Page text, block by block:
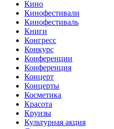
Кино
Кинофестивали
Кинофестиваль
Книги
Конгресс
Конкурс
Конференции
Конференция
Концерт
Концерты
Косметика
Красота
Круизы
Культурная акция